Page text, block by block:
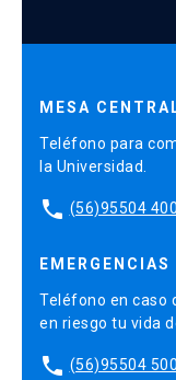
MESA
Teléfono para
la Universidad.
phone (56)95504
EMERGENCIAS
Teléfono en caso
en riesgo tu vida
phone (56)95504